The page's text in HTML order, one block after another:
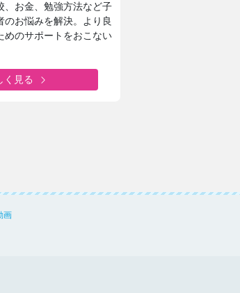
安田学園中学校・高等学校
、お金、勉強方法など子
のお悩みを解決。より良
めのサポートをおこない
く見る
画